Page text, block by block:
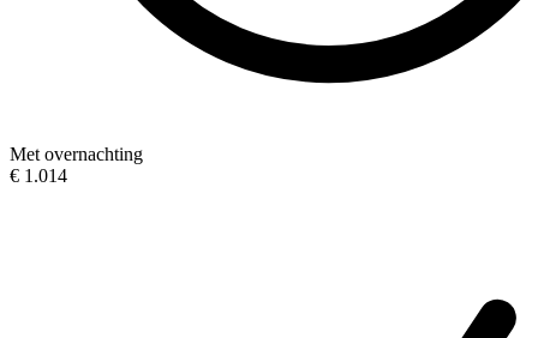
Met overnachting
€ 1.014